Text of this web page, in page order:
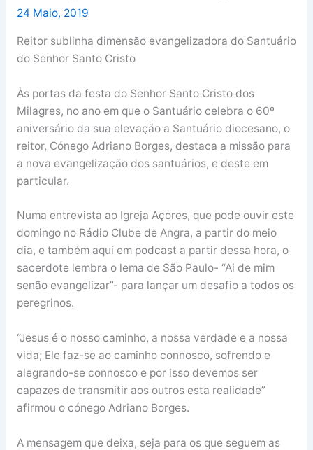
24 Maio, 2019
Reitor sublinha dimensão evangelizadora do Santuário
do Senhor Santo Cristo
Às portas da festa do Senhor Santo Cristo dos
Milagres, no ano em que o Santuário celebra o 60º
aniversário da sua elevação a Santuário diocesano, o
reitor, Cónego Adriano Borges, destaca a missão para
a nova evangelização dos santuários, e deste em
particular.
Numa entrevista ao Igreja Açores, que pode ouvir este
domingo no Rádio Clube de Angra, a partir do meio
dia, e também aqui em podcast a partir dessa hora, o
sacerdote lembra o lema de São Paulo- “Ai de mim
senão evangelizar”- para lançar um desafio a todos os
peregrinos.
“Jesus é o nosso caminho, a nossa verdade e a nossa
vida; Ele faz-se ao caminho connosco, sofrendo e
alegrando-se connosco e por isso devemos ser
capazes de transmitir aos outros esta realidade”
afirmou o cónego Adriano Borges.
A mensagem que deixa, seja para os que seguem as